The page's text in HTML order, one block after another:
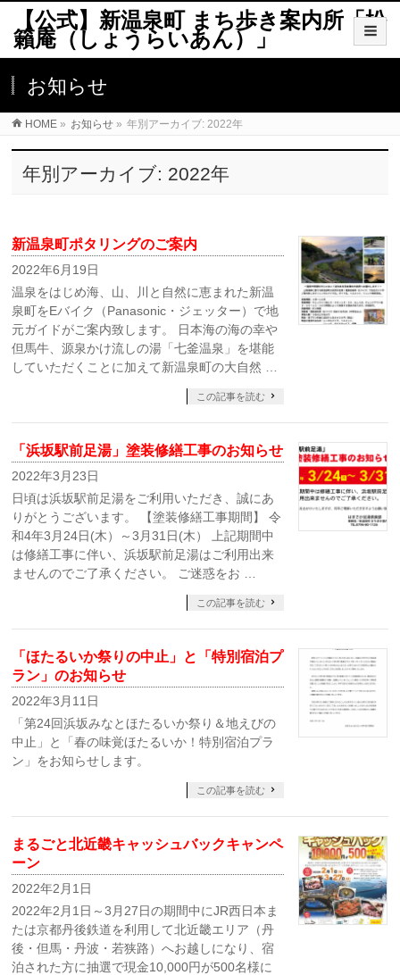
【公式】新温泉町 まち歩き案内所「松
籟庵（しょうらいあん）」
お知らせ
HOME » お知らせ » 年別アーカイブ: 2022年
年別アーカイブ: 2022年
新温泉町ポタリングのご案内
2022年6月19日
温泉をはじめ海、山、川と自然に恵まれた新温
泉町をEバイク（Panasonic・ジェッター）で地
元ガイドがご案内致します。 日本海の海の幸や
但馬牛、源泉かけ流しの湯「七釜温泉」を堪能
していただくことに加えて新温泉町の大自然 …
この記事を読む
「浜坂駅前足湯」塗装修繕工事のお知らせ
2022年3月23日
日頃は浜坂駅前足湯をご利用いただき、誠にあ
りがとうございます。 【塗装修繕工事期間】 令
和4年3月24日(木）～3月31日(木） 上記期間中
は修繕工事に伴い、浜坂駅前足湯はご利用出来
ませんのでご了承ください。 ご迷惑をお …
この記事を読む
「ほたるいか祭りの中止」と「特別宿泊プ
ラン」のお知らせ
2022年3月11日
「第24回浜坂みなとほたるいか祭り＆地えびの
中止」と「春の味覚ほたるいか！特別宿泊プラ
ン」をお知らせします。
この記事を読む
まるごと北近畿キャッシュバックキャンペ
ーン
2022年2月1日
2022年2月1日～3月27日の期間中にJR西日本ま
たは京都丹後鉄道を利用して北近畿エリア（丹
後・但馬・丹波・若狭路）へお越しになり、宿
泊された方に抽選で現金10,000円が500名様に